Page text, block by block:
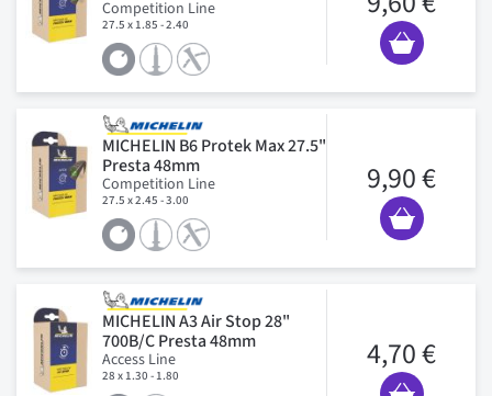
Competition Line
27.5 x 1.85 - 2.40
MICHELIN B6 Protek Max 27.5"
Presta 48mm
Competition Line
27.5 x 2.45 - 3.00
9,90 €
MICHELIN A3 Air Stop 28"
700B/C Presta 48mm
Access Line
28 x 1.30 - 1.80
4,70 €